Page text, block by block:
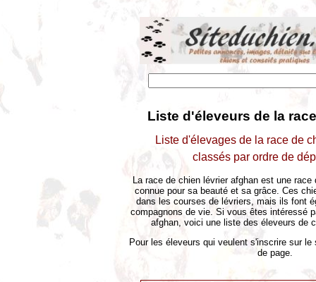
Liste d'éleveurs de la
Liste d'élevages de la race de
classés par ordre de
La race de chien lévrier afghan est une
connue pour sa beauté et sa grâce. Ces
dans les courses de lévriers, mais ils font
compagnons de vie. Si vous êtes intéressé
afghan, voici une liste des éleveurs de
Pour les éleveurs qui veulent s'inscrire sur
de page.